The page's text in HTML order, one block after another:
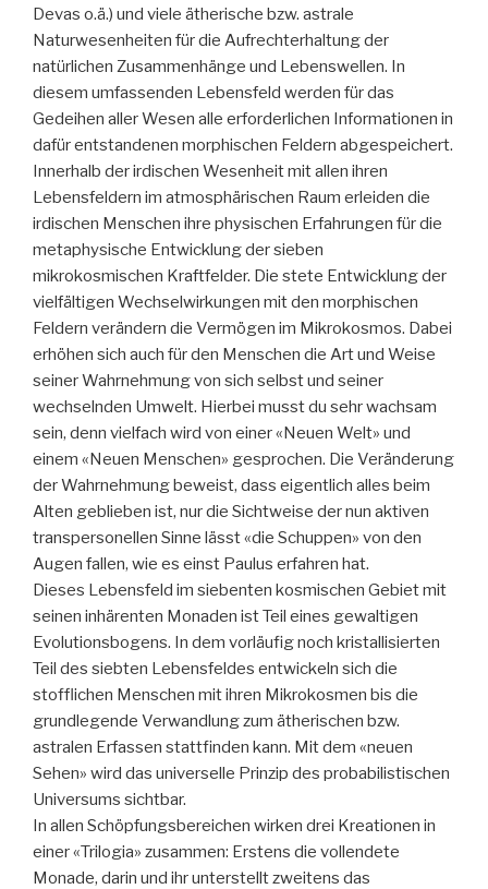
Devas o.ä.) und viele ätherische bzw. astrale
Naturwesenheiten für die Aufrechterhaltung der
natürlichen Zusammenhänge und Lebenswellen. In
diesem umfassenden Lebensfeld werden für das
Gedeihen aller Wesen alle erforderlichen Informationen in
dafür entstandenen morphischen Feldern abgespeichert.
Innerhalb der irdischen Wesenheit mit allen ihren
Lebensfeldern im atmosphärischen Raum erleiden die
irdischen Menschen ihre physischen Erfahrungen für die
metaphysische Entwicklung der sieben
mikrokosmischen Kraftfelder. Die stete Entwicklung der
vielfältigen Wechselwirkungen mit den morphischen
Feldern verändern die Vermögen im Mikrokosmos. Dabei
erhöhen sich auch für den Menschen die Art und Weise
seiner Wahrnehmung von sich selbst und seiner
wechselnden Umwelt. Hierbei musst du sehr wachsam
sein, denn vielfach wird von einer «Neuen Welt» und
einem «Neuen Menschen» gesprochen. Die Veränderung
der Wahrnehmung beweist, dass eigentlich alles beim
Alten geblieben ist, nur die Sichtweise der nun aktiven
transpersonellen Sinne lässt «die Schuppen» von den
Augen fallen, wie es einst Paulus erfahren hat.
Dieses Lebensfeld im siebenten kosmischen Gebiet mit
seinen inhärenten Monaden ist Teil eines gewaltigen
Evolutionsbogens. In dem vorläufig noch kristallisierten
Teil des siebten Lebensfeldes entwickeln sich die
stofflichen Menschen mit ihren Mikrokosmen bis die
grundlegende Verwandlung zum ätherischen bzw.
astralen Erfassen stattfinden kann. Mit dem «neuen
Sehen» wird das universelle Prinzip des probabilistischen
Universums sichtbar.
In allen Schöpfungsbereichen wirken drei Kreationen in
einer «Trilogia» zusammen: Erstens die vollendete
Monade, darin und ihr unterstellt zweitens das